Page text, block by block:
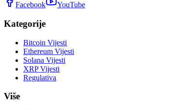
Facebook YouTube
Kategorije
Bitcoin Vijesti
Ethereum Vijesti
Solana Vijesti
XRP Vijesti
Regulativa
Više